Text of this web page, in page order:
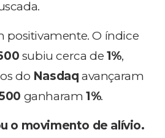
positivamente. O índice
subiu cerca de 1%,
do Nasdaq avançaram
ganharam1%.
o movimento de alívio.